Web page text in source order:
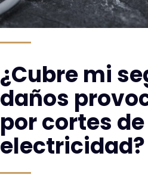
¿Cubre mi
daños
por cortes de
electricidad?